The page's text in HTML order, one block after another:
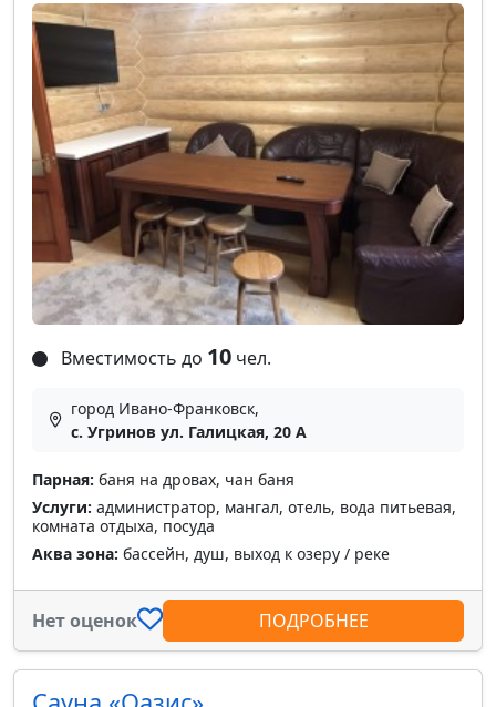
Вместимость до 10 чел.
город Ивано-Франковск,
с. Угринов ул. Галицкая, 20 А
Парная: баня на дровах, чан баня
Услуги: администратор, мангал, отель, вода питьевая,
комната отдыха, посуда
Аква зона: бассейн, душ, выход к озеру / реке
Нет оценок ПОДРОБНЕЕ